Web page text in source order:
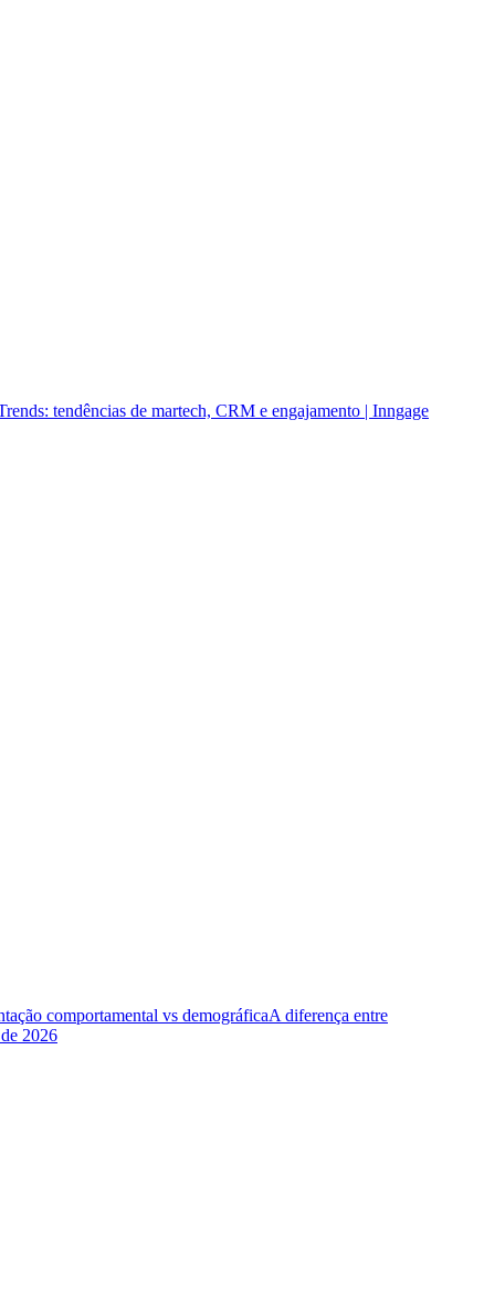
tendências de martech, CRM e engajamento | Inngage
comportamental vs demográficaA diferença entre
2026